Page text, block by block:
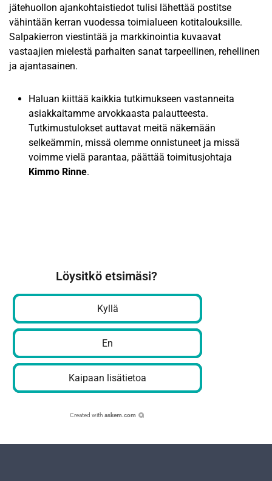
jätehuollon ajankohtaistiedot tulisi lähettää postitse
vähintään kerran vuodessa toimialueen kotitalouksille.
Salpakierron viestintää ja markkinointia kuvaavat
vastaajien mielestä parhaiten sanat tarpeellinen, rehellinen
ja ajantasainen.
Haluan kiittää kaikkia tutkimukseen vastanneita
asiakkaitamme arvokkaasta palautteesta.
Tutkimustulokset auttavat meitä näkemään
selkeämmin, missä olemme onnistuneet ja missä
voimme vielä parantaa, päättää toimitusjohtaja
Kimmo Rinne.
Löysitkö etsimäsi?
Kyllä
En
Kaipaan lisätietoa
Created with askem.com